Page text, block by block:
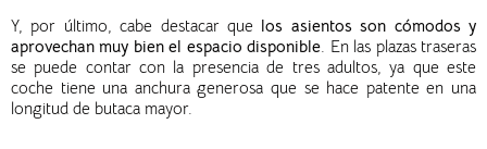
Y, por último, cabe destacar que los asientos son cómodos y
aprovechan muy bien el espacio disponible . En las plazas traseras
se puede contar con la presencia de tres adultos, ya que este
coche tiene una anchura generosa que se hace patente en una
longitud de butaca mayor.